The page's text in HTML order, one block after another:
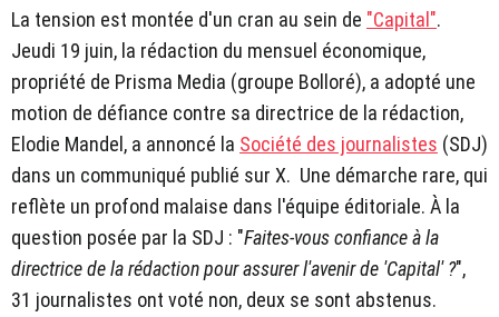
La tension est montée d'un cran au sein de "Capital".
Jeudi 19 juin, la rédaction du mensuel économique,
propriété de Prisma Media (groupe Bolloré), a adopté une
motion de défiance contre sa directrice de la rédaction,
Elodie Mandel, a annoncé la Société des journalistes (SDJ)
dans un communiqué publié sur X. Une démarche rare, qui
reflète un profond malaise dans l'équipe éditoriale. À la
question posée par la SDJ : "Faites-vous confiance à la
directrice de la rédaction pour assurer l'avenir de 'Capital' ?",
31 journalistes ont voté non, deux se sont abstenus.